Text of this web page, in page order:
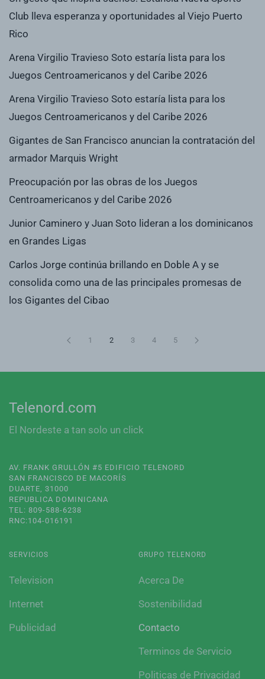
Club lleva esperanza y oportunidades al Viejo Puerto
Rico
Arena Virgilio Travieso Soto estaría lista para los
Juegos Centroamericanos y del Caribe 2026
Arena Virgilio Travieso Soto estaría lista para los
Juegos Centroamericanos y del Caribe 2026
Gigantes de San Francisco anuncian la contratación del
armador Marquis Wright
Preocupación por las obras de los Juegos
Centroamericanos y del Caribe 2026
Junior Caminero y Juan Soto lideran a los dominicanos
en Grandes Ligas
Carlos Jorge continúa brillando en Doble A y se
consolida como una de las principales promesas de
los Gigantes del Cibao
1 2 3 4 5
Telenord.com
El Nordeste a tan solo un click
AV. FRANK GRULLÓN #5 EDIFICIO TELENORD
SAN FRANCISCO DE MACORÍS
DUARTE, 31000
REPUBLICA DOMINICANA
TEL: 809-588-6238
RNC:104-016191
SERVICIOS
Television
Internet
Publicidad
GRUPO TELENORD
Acerca De
Sostenibilidad
Contacto
Terminos de Servicio
Politicas de Privacidad